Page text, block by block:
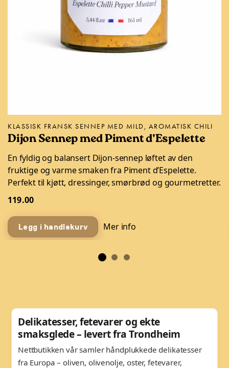
KLASSISK FRANSK SENNEP MED MILD, AROMATISK CHILI
Dijon Sennep med Piment d’Espelette
En fyldig og balansert Dijon-sennep løftet av den
fruktige og varme smaken fra Piment d’Espelette.
Perfekt til kjøtt, dressinger, smørbrød og gourmetretter.
119.00
Legg i handlekurv Mer info
Delikatesser, fetevarer og ekte
smaksglede – levert fra Trondheim
Nettbutikken vår samler håndplukkede delikatesser
fra Europa – oliven, olivenolje, oster, fetevarer,